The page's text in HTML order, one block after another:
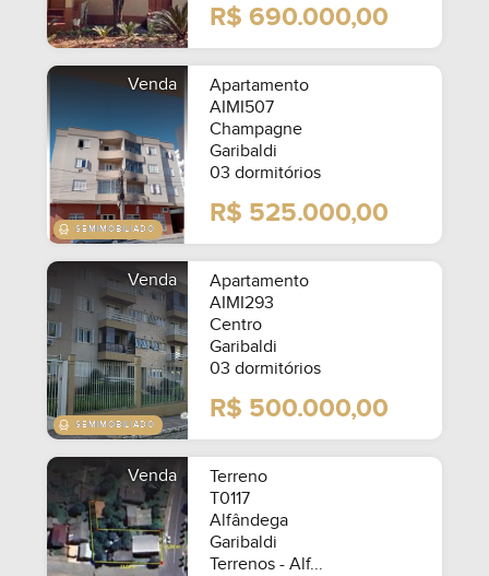
R$ 690.000,00
Venda
Apartamento
AIMI507
Champagne
Garibaldi
03 dormitórios
R$ 525.000,00
Venda
Apartamento
AIMI293
Centro
Garibaldi
03 dormitórios
R$ 500.000,00
Venda
Terreno
T0117
Alfândega
Garibaldi
Terrenos - Alf...